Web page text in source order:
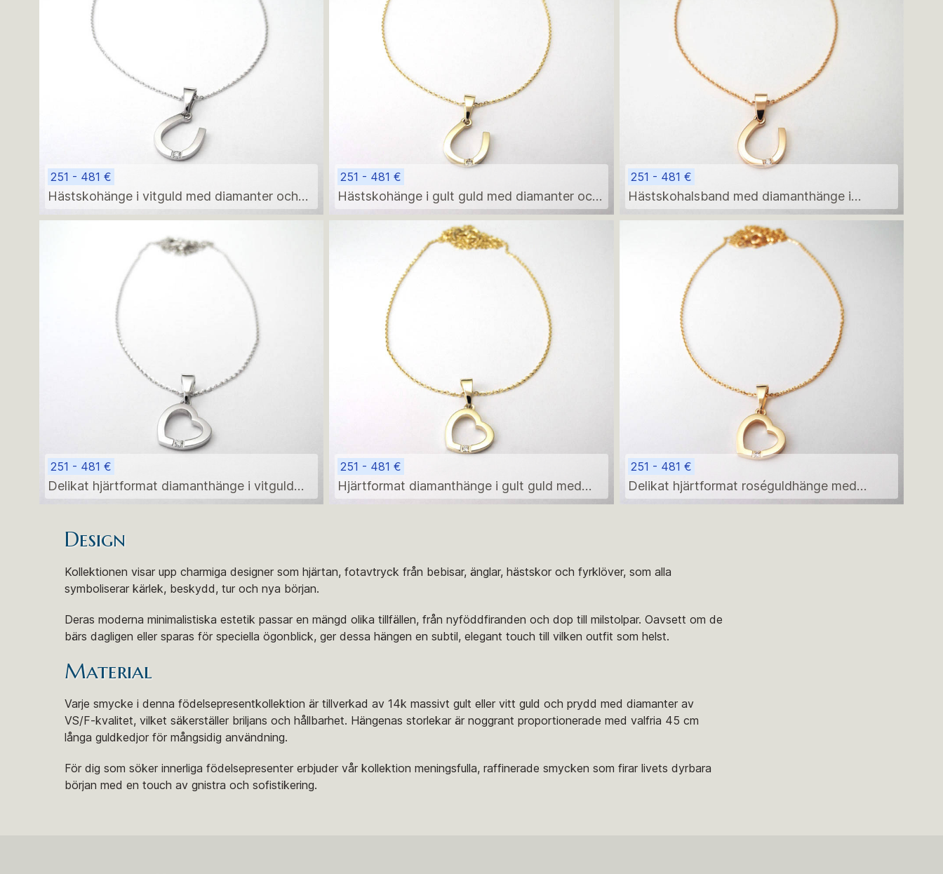
251 - 481 €
Hästskohänge i vitguld med diamanter och
halsband – elegant minimalistisk födelsegåva
251 - 481 €
Hästskohänge i gult guld med diamanter och
251 - 481 €
Hästskohalsband med diamanthänge i
roséguld – modern minimalistisk födelsegåva
251 - 481 €
Delikat hjärtformat diamanthänge i vitguld
251 - 481 €
Hjärtformat diamanthänge i gult guld med
halsband – modern minimalistisk födelsegåva
251 - 481 €
Delikat hjärtformat roséguldhänge med
halsband – minimalistisk diamantaccent
Design
Kollektionen visar upp charmiga designer som hjärtan, fotavtryck från bebisar, änglar, hästskor och fyrklöver, som alla
symboliserar kärlek, beskydd, tur och nya början.
Deras moderna minimalistiska estetik passar en mängd olika tillfällen, från nyföddfiranden och dop till milstolpar. Oavsett om de
bärs dagligen eller sparas för speciella ögonblick, ger dessa hängen en subtil, elegant touch till vilken outfit som helst.
Material
Varje smycke i denna födelsepresentkollektion är tillverkad av 14k massivt gult eller vitt guld och prydd med diamanter av
VS/F-kvalitet, vilket säkerställer briljans och hållbarhet. Hängenas storlekar är noggrant proportionerade med valfria 45 cm
långa guldkedjor för mångsidig användning.
För dig som söker innerliga födelsepresenter erbjuder vår kollektion meningsfulla, raffinerade smycken som firar livets dyrbara
början med en touch av gnistra och sofistikering.